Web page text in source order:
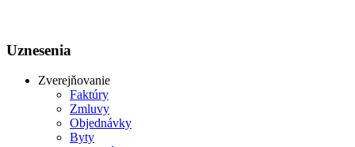
Uznesenia
Zverejňovanie
Faktúry
Zmluvy
Objednávky
Byty